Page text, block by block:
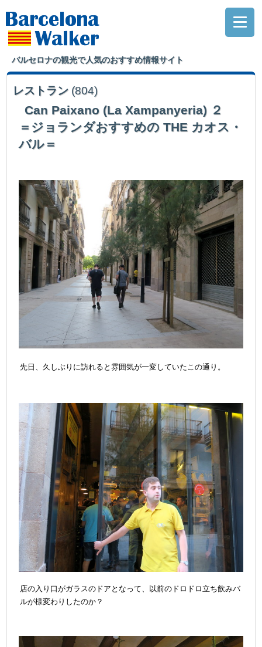
バルセロナの観光で人気のおすすめ情報サイト
レストラン (804)
Can Paixano (La Xampanyeria) ２
＝ジョランダおすすめの THE カオス・
バル＝
先日、久しぶりに訪れると雰囲気が一変していたこの通り。
店の入り口がガラスのドアとなって、以前のドロドロ立ち飲みバ
ルが様変わりしたのか？